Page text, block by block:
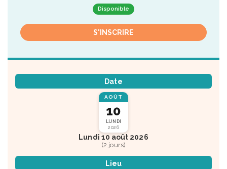
Disponible
S'INSCRIRE
Date
AOÛT
10
LUNDI
2026
Lundi 10 août 2026
(2 jours)
Lieu